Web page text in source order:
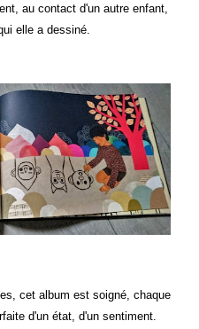
au contact d'un autre enfant,
elle a dessiné.
cet album est soigné, chaque
d'un état, d'un sentiment.